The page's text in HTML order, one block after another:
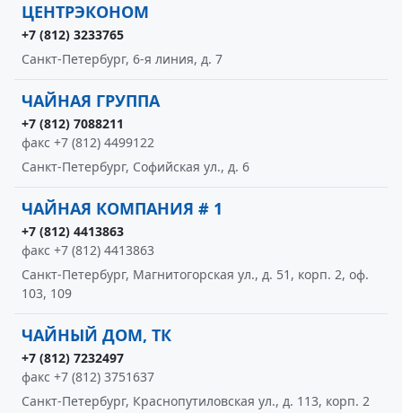
ЦЕНТРЭКОНОМ
+7 (812) 3233765
Санкт-Петербург, 6-я линия, д. 7
ЧАЙНАЯ ГРУППА
+7 (812) 7088211
факс +7 (812) 4499122
Санкт-Петербург, Софийская ул., д. 6
ЧАЙНАЯ КОМПАНИЯ # 1
+7 (812) 4413863
факс +7 (812) 4413863
Санкт-Петербург, Магнитогорская ул., д. 51, корп. 2, оф.
103, 109
ЧАЙНЫЙ ДОМ, ТК
+7 (812) 7232497
факс +7 (812) 3751637
Санкт-Петербург, Краснопутиловская ул., д. 113, корп. 2